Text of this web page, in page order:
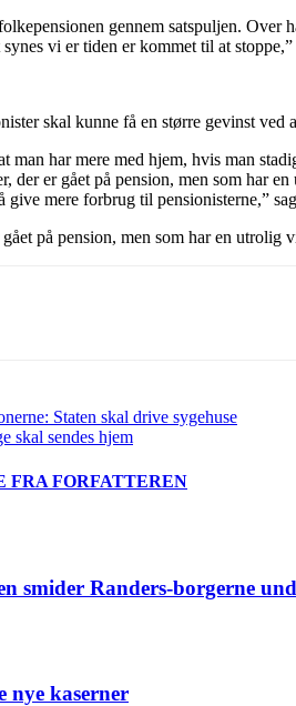
gennem satspuljen.
vi er tiden er kommet til at
skal kunne få en større gevinst ved
man har mere med hjem, hvis man
der er gået på pension, men som har
mere forbrug til pensionisterne,”
på pension, men som har en
Staten skal drive sygehuse
skal sendes hjem
FRA FORFATTEREN
smider Randers-borgerne
nye kaserner